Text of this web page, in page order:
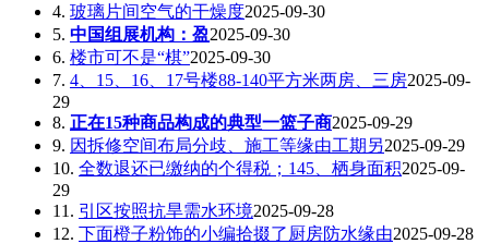
4. 玻璃片间空气的干燥度2025-09-30
5. 中国组展机构：盈2025-09-30
6. 楼市可不是“棋”2025-09-30
7. 4、15、16、17号楼88-140平方米两房、三房2025-09-
29
8. 正在15种商品构成的典型一篮子商2025-09-29
9. 因拆修空间布局分歧、施工等缘由工期另2025-09-29
10. 全数退还已缴纳的个得税；145、栖身面积2025-09-
29
11. 引区按照抗旱需水环境2025-09-28
12. 下面橙子粉饰的小编拾掇了厨房防水缘由2025-09-28